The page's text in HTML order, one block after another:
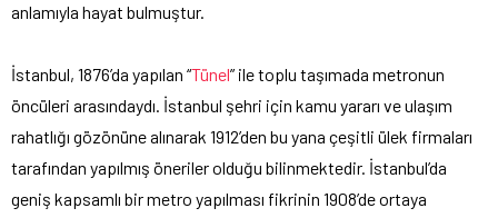
anlamıyla hayat bulmuştur.
İstanbul, 1876’da yapılan “Tünel” ile toplu taşımada metronun
öncüleri arasındaydı. İstanbul şehri için kamu yararı ve ulaşım
rahatlığı gözönüne alınarak 1912’den bu yana çeşitli ülek firmaları
tarafından yapılmış öneriler olduğu bilinmektedir. İstanbul’da
geniş kapsamlı bir metro yapılması fikrinin 1908’de ortaya